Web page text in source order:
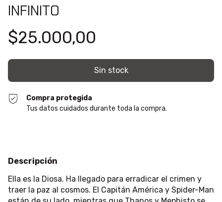
INFINITO
$25.000,00
Compra protegida
Tus datos cuidados durante toda la compra.
Descripción
Ella es la Diosa. Ha llegado para erradicar el crimen y
traer la paz al cosmos. El Capitán América y Spider-Man